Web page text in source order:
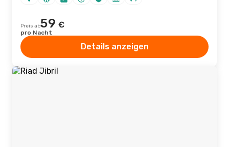
Preis ab59 €
pro Nacht
Details anzeigen